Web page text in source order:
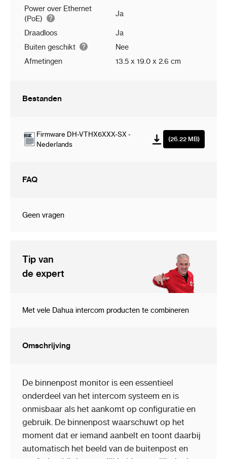
Power over Ethernet
(PoE)
Ja
Draadloos
Ja
Buiten geschikt
Nee
Afmetingen
13.5 x 19.0 x 2.6 cm
Bestanden
Firmware DH-VTHX6XXX-SX -
Nederlands
(26.22 MB)
FAQ
Geen vragen
Tip van
de expert
Met vele Dahua intercom producten te combineren
Omschrijving
De binnenpost monitor is een essentieel
onderdeel van het intercom systeem en is
onmisbaar als het aankomt op configuratie en
gebruik. De binnenpost waarschuwt op het
moment dat er iemand aanbelt en toont daarbij
automatisch het beeld van de buitenpost en